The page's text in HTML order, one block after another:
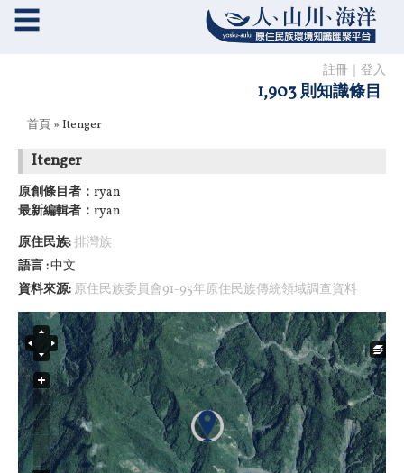
註冊 登入
1,903 則知識條目
☰
您在這裡
首頁 » Itenger
Itenger
原創條目者： ryan
最新編輯者： ryan
原住民族:排灣族
語言 中文
資料來源: 原住民族委員會91-95年原住民族傳統領域調查資料